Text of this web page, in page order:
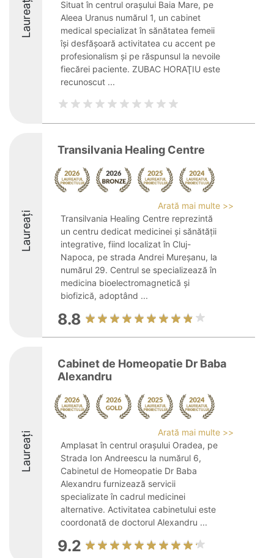
Laureați
Situat în centrul orașului Baia Mare, pe
Aleea Uranus numărul 1, un cabinet
medical specializat în sănătatea femeii
își desfășoară activitatea cu accent pe
profesionalism și pe răspunsul la nevoile
fiecărei paciente. ZUBAC HORAŢIU este
recunoscut ...
Laureați
Transilvania Healing Centre
Arată mai multe >>
Transilvania Healing Centre reprezintă
un centru dedicat medicinei și sănătății
integrative, fiind localizat în Cluj-
Napoca, pe strada Andrei Mureșanu, la
numărul 29. Centrul se specializează în
medicina bioelectromagnetică și
biofizică, adoptând ...
8.8
Laureați
Cabinet de Homeopatie Dr Baba
Alexandru
Arată mai multe >>
Amplasat în centrul orașului Oradea, pe
Strada Ion Andreescu la numărul 6,
Cabinetul de Homeopatie Dr Baba
Alexandru furnizează servicii
specializate în cadrul medicinei
alternative. Activitatea cabinetului este
coordonată de doctorul Alexandru ...
9.2